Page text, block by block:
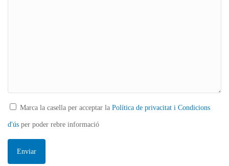
Marca la casella per acceptar la Política de privacitat i Condicions
d'ús per poder rebre informació